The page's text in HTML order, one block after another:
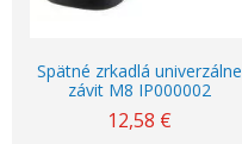
Spätné zrkadlá univerzálne
závit M8 IP000002
12,58 €